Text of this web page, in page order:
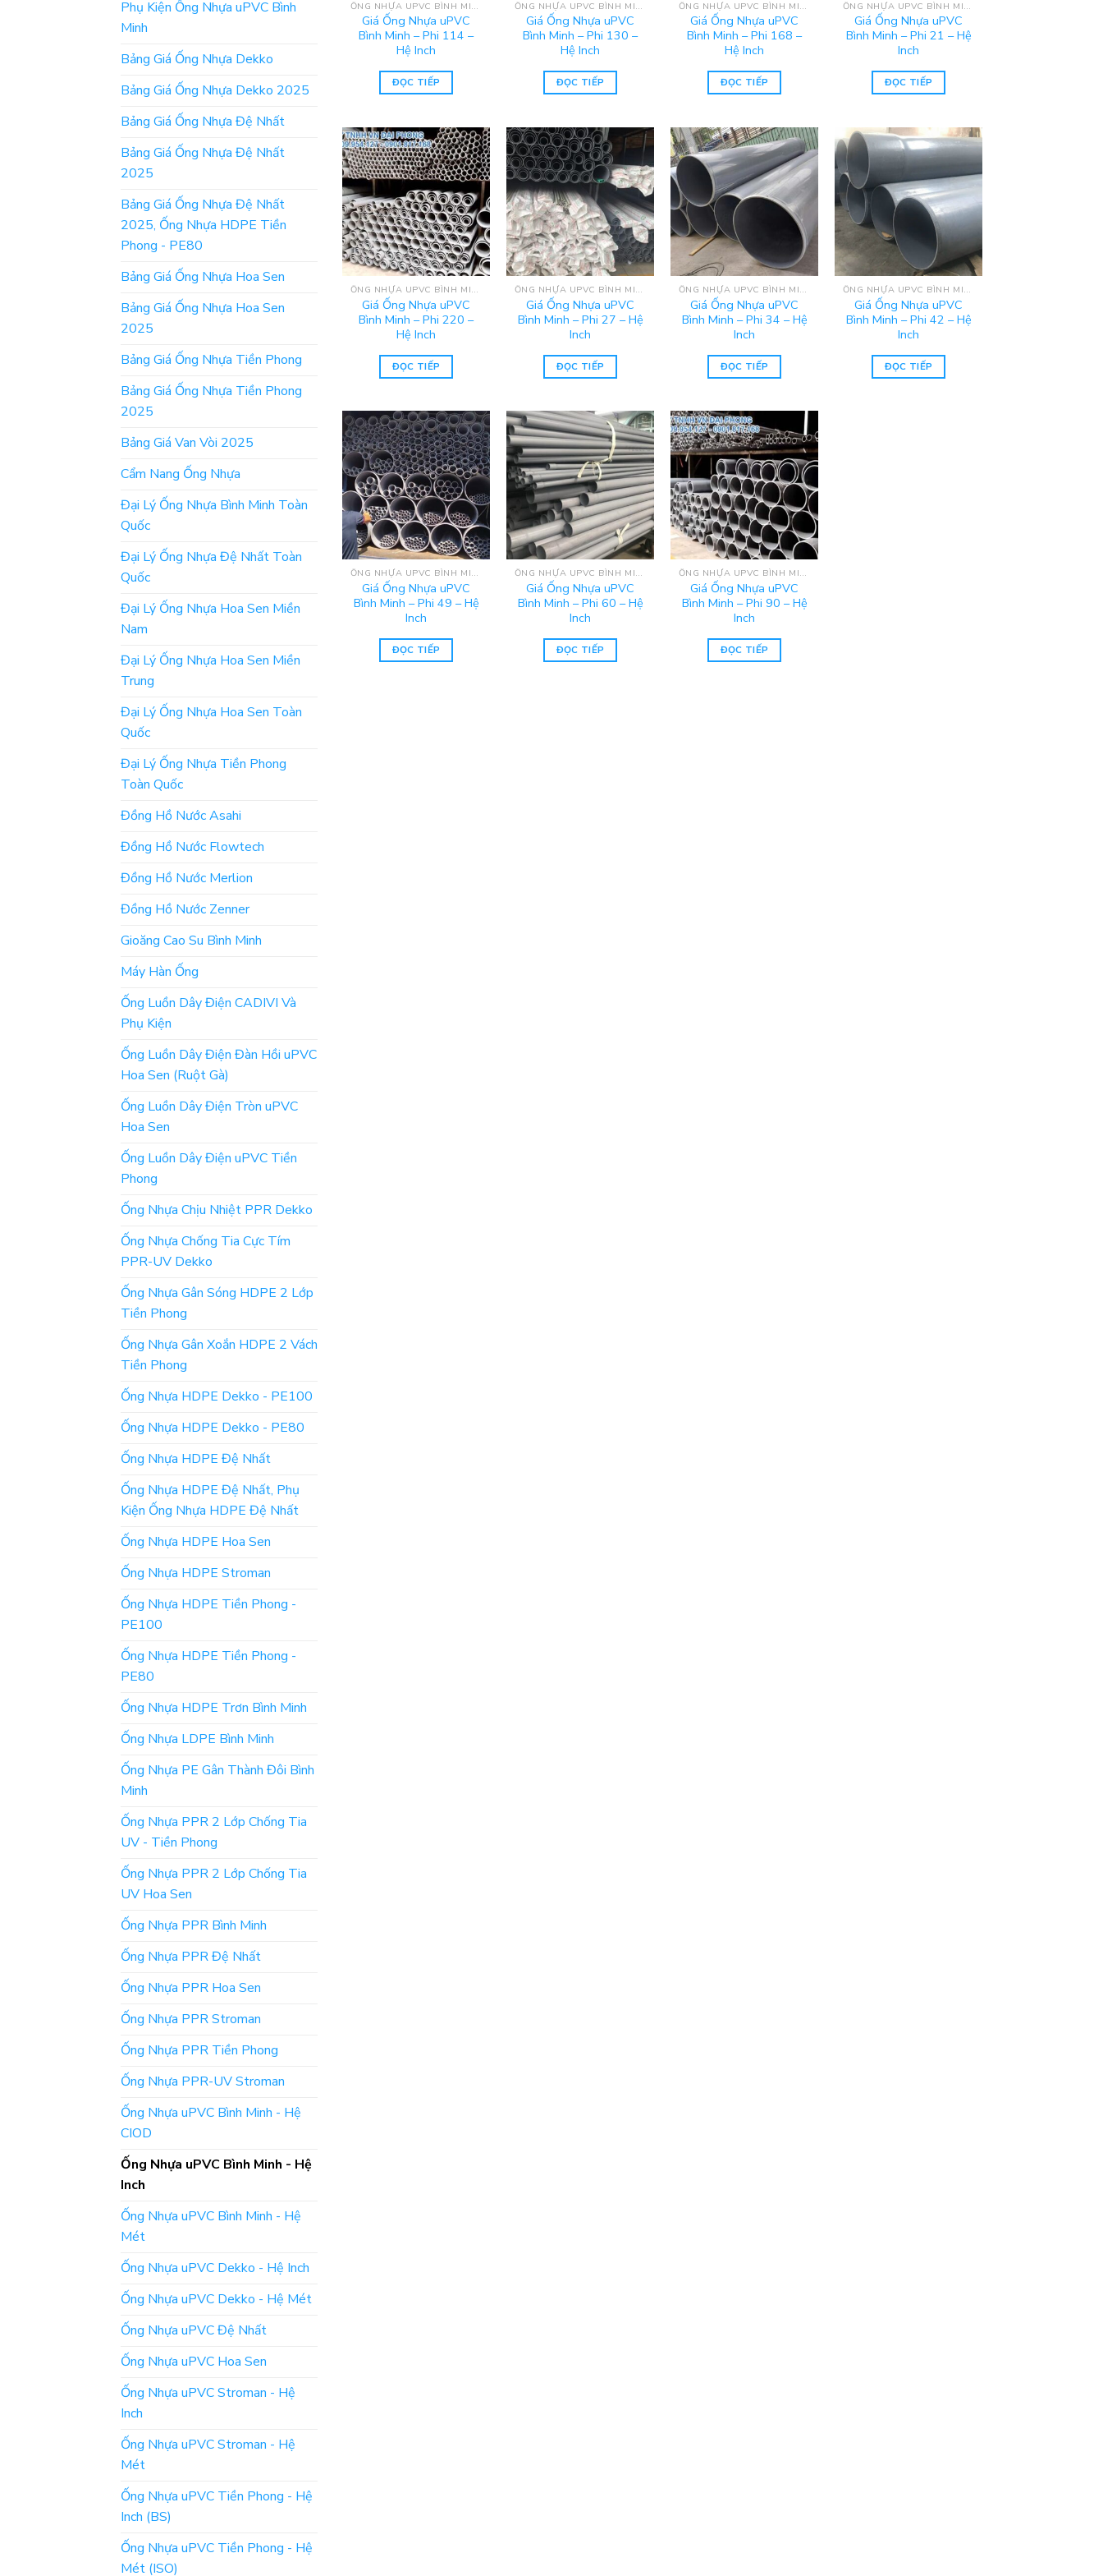
Phụ Kiện Ống Nhựa uPVC Bình
Minh
Bảng Giá Ống Nhựa Dekko
Bảng Giá Ống Nhựa Dekko 2025
Bảng Giá Ống Nhựa Đệ Nhất
Bảng Giá Ống Nhựa Đệ Nhất
2025
Bảng Giá Ống Nhựa Đệ Nhất
2025, Ống Nhựa HDPE Tiền
Phong - PE80
Bảng Giá Ống Nhựa Hoa Sen
Bảng Giá Ống Nhựa Hoa Sen
2025
Bảng Giá Ống Nhựa Tiền Phong
Bảng Giá Ống Nhựa Tiền Phong
2025
Bảng Giá Van Vòi 2025
Cẩm Nang Ống Nhựa
Đại Lý Ống Nhựa Bình Minh Toàn
Quốc
Đại Lý Ống Nhựa Đệ Nhất Toàn
Quốc
Đại Lý Ống Nhựa Hoa Sen Miền
Nam
Đại Lý Ống Nhựa Hoa Sen Miền
Trung
Đại Lý Ống Nhựa Hoa Sen Toàn
Quốc
Đại Lý Ống Nhựa Tiền Phong
Toàn Quốc
Đồng Hồ Nước Asahi
Đồng Hồ Nước Flowtech
Đồng Hồ Nước Merlion
Đồng Hồ Nước Zenner
Gioăng Cao Su Bình Minh
Máy Hàn Ống
Ống Luồn Dây Điện CADIVI Và
Phụ Kiện
Ống Luồn Dây Điện Đàn Hồi uPVC
Hoa Sen (Ruột Gà)
Ống Luồn Dây Điện Tròn uPVC
Hoa Sen
Ống Luồn Dây Điện uPVC Tiền
Phong
Ống Nhựa Chịu Nhiệt PPR Dekko
Ống Nhựa Chống Tia Cực Tím
PPR-UV Dekko
Ống Nhựa Gân Sóng HDPE 2 Lớp
Tiền Phong
Ống Nhựa Gân Xoắn HDPE 2 Vách
Tiền Phong
Ống Nhựa HDPE Dekko - PE100
Ống Nhựa HDPE Dekko - PE80
Ống Nhựa HDPE Đệ Nhất
Ống Nhựa HDPE Đệ Nhất, Phụ
Kiện Ống Nhựa HDPE Đệ Nhất
Ống Nhựa HDPE Hoa Sen
Ống Nhựa HDPE Stroman
Ống Nhựa HDPE Tiền Phong -
PE100
Ống Nhựa HDPE Tiền Phong -
PE80
Ống Nhựa HDPE Trơn Bình Minh
Ống Nhựa LDPE Bình Minh
Ống Nhựa PE Gân Thành Đôi Bình
Minh
Ống Nhựa PPR 2 Lớp Chống Tia
UV - Tiền Phong
Ống Nhựa PPR 2 Lớp Chống Tia
UV Hoa Sen
Ống Nhựa PPR Bình Minh
Ống Nhựa PPR Đệ Nhất
Ống Nhựa PPR Hoa Sen
Ống Nhựa PPR Stroman
Ống Nhựa PPR Tiền Phong
Ống Nhựa PPR-UV Stroman
Ống Nhựa uPVC Bình Minh - Hệ
CIOD
Ống Nhựa uPVC Bình Minh - Hệ
Inch
Ống Nhựa uPVC Bình Minh - Hệ
Mét
Ống Nhựa uPVC Dekko - Hệ Inch
Ống Nhựa uPVC Dekko - Hệ Mét
Ống Nhựa uPVC Đệ Nhất
Ống Nhựa uPVC Hoa Sen
Ống Nhựa uPVC Stroman - Hệ
Inch
Ống Nhựa uPVC Stroman - Hệ
Mét
Ống Nhựa uPVC Tiền Phong - Hệ
Inch (BS)
Ống Nhựa uPVC Tiền Phong - Hệ
Mét (ISO)
ỐNG NHỰA UPVC BÌNH MINH - HỆ INCH
Giá Ống Nhựa uPVC
Bình Minh – Phi 114 –
Hệ Inch
ĐỌC TIẾP
ỐNG NHỰA UPVC BÌNH MINH - HỆ INCH
Giá Ống Nhựa uPVC
Bình Minh – Phi 130 –
Hệ Inch
ĐỌC TIẾP
ỐNG NHỰA UPVC BÌNH MINH - HỆ INCH
Giá Ống Nhựa uPVC
Bình Minh – Phi 168 –
Hệ Inch
ĐỌC TIẾP
ỐNG NHỰA UPVC BÌNH MINH - HỆ INCH
Giá Ống Nhựa uPVC
Bình Minh – Phi 21 – Hệ
Inch
ĐỌC TIẾP
ỐNG NHỰA UPVC BÌNH MINH - HỆ INCH
Giá Ống Nhựa uPVC
Bình Minh – Phi 220 –
Hệ Inch
ĐỌC TIẾP
ỐNG NHỰA UPVC BÌNH MINH - HỆ INCH
Giá Ống Nhựa uPVC
Bình Minh – Phi 27 – Hệ
Inch
ĐỌC TIẾP
ỐNG NHỰA UPVC BÌNH MINH - HỆ INCH
Giá Ống Nhựa uPVC
Bình Minh – Phi 34 – Hệ
Inch
ĐỌC TIẾP
ỐNG NHỰA UPVC BÌNH MINH - HỆ INCH
Giá Ống Nhựa uPVC
Bình Minh – Phi 42 – Hệ
Inch
ĐỌC TIẾP
ỐNG NHỰA UPVC BÌNH MINH - HỆ INCH
Giá Ống Nhựa uPVC
Bình Minh – Phi 49 – Hệ
Inch
ĐỌC TIẾP
ỐNG NHỰA UPVC BÌNH MINH - HỆ INCH
Giá Ống Nhựa uPVC
Bình Minh – Phi 60 – Hệ
Inch
ĐỌC TIẾP
ỐNG NHỰA UPVC BÌNH MINH - HỆ INCH
Giá Ống Nhựa uPVC
Bình Minh – Phi 90 – Hệ
Inch
ĐỌC TIẾP